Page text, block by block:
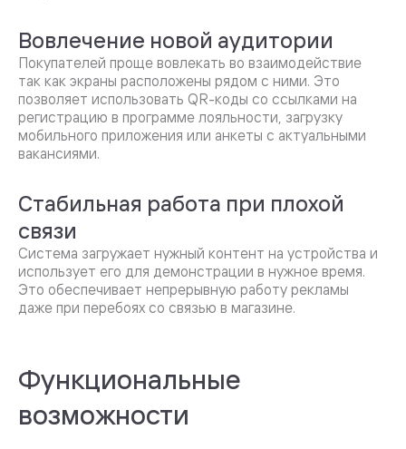
Вовлечение новой аудитории
Покупателей проще вовлекать во взаимодействие
так как экраны расположены рядом с ними. Это
позволяет использовать QR-коды со ссылками на
регистрацию в программе лояльности, загрузку
мобильного приложения или анкеты с актуальными
вакансиями.
Стабильная работа при плохой
связи
Система загружает нужный контент на устройства и
использует его для демонстрации в нужное время.
Это обеспечивает непрерывную работу рекламы
даже при перебоях со связью в магазине.
Функциональные
возможности